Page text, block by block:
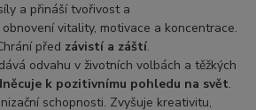
a přináší tvořivost a
vitality, motivace a koncentrace.
před závistí a záští.
odvahu v životních volbách a těžkých
k pozitivnímu pohledu na svět.
schopnosti. Zvyšuje kreativitu,